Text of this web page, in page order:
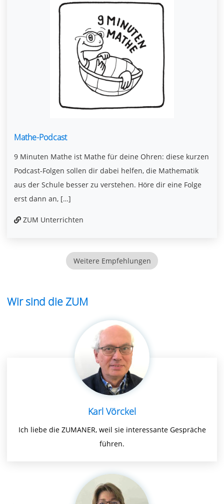
Mathe-Podcast
9 Minuten Mathe ist Mathe für deine Ohren: diese kurzen
Podcast-Folgen sollen dir dabei helfen, die Mathematik
aus der Schule besser zu verstehen. Höre dir eine Folge
erst dann an, […]
ZUM Unterrichten
Weitere Empfehlungen
Wir sind die ZUM
Karl Vörckel
Ich liebe die ZUMANER, weil sie interessante Gespräche
führen.